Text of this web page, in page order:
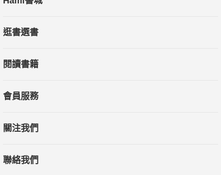
逛書選書
閱讀書籍
會員服務
關注我們
聯絡我們